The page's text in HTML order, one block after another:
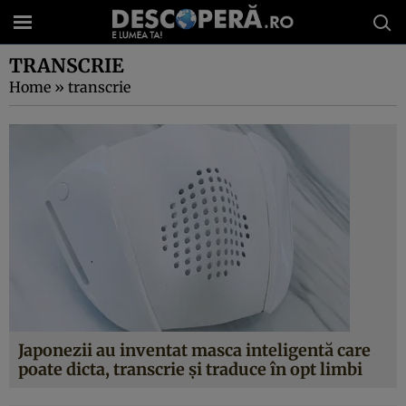
TRANSCRIE
Home » transcrie
Japonezii au inventat masca inteligentă care
poate dicta, transcrie și traduce în opt limbi